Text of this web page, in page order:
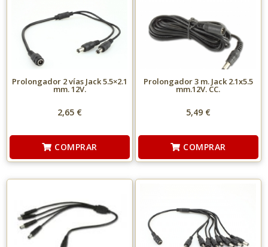
Prolongador 2 vías Jack 5.5×2.1
mm. 12V.
2,65 €
COMPRAR
Prolongador 3 m. Jack 2.1x5.5
mm.12V. CC.
5,49 €
COMPRAR